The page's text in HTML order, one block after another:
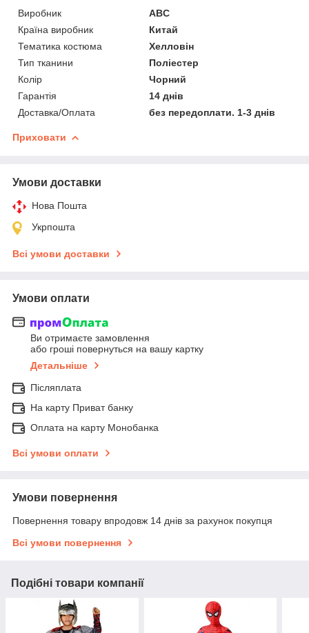
Виробник
ABC
Країна виробник
Китай
Тематика костюма
Хелловін
Тип тканини
Поліестер
Колір
Чорний
Гарантія
14 днів
Доставка/Оплата
без передоплати. 1-3 днів
Приховати
Умови доставки
Нова Пошта
Укрпошта
Всі умови доставки
Умови оплати
Ви отримаєте замовлення
або гроші повернуться на вашу картку
Детальніше
Післяплата
На карту Приват банку
Оплата на карту Монобанка
Всі умови оплати
Умови повернення
Повернення товару впродовж 14 днів за рахунок покупця
Всі умови повернення
Подібні товари компанії